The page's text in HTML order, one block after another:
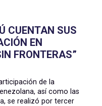
CUENTAN SUS
EN
FRONTERAS”
de la
así como las
se realizó por tercer